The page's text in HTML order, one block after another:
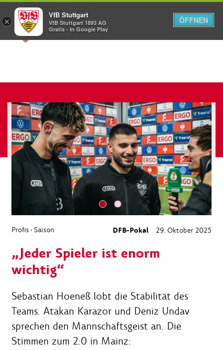
Menü
Profis › Saison DFB-Pokal 29. Oktober 2025
„Jeder Spieler ist enorm
wichtig“
Sebastian Hoeneß lobt die Stabilität des
Teams. Atakan Karazor und Deniz Undav
sprechen den Mannschaftsgeist an. Die
Stimmen zum 2:0 in Mainz:
×
VfB Stuttgart
VfB Stuttgart 1893 AG
Gratis - In Google Play
ÖFFNEN